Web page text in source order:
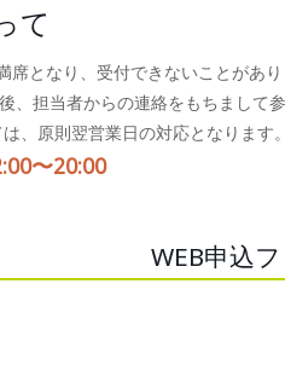
て
席となり、受付できないことがあ
、担当者からの連絡をもちまして参
、原則翌営業日の対応となります。
〜20:00
WEB申込